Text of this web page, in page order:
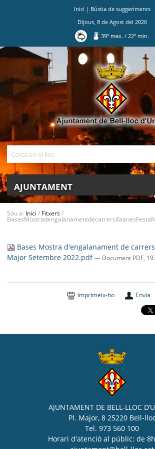
Inici | Bústia de suggeriments
Dijous, 8de Agostdel 2026
39º max./ 22º min.
AJUNTAMENT
BELL-LLOC SOLUCIONA
Sou a: Inici / Fitxers/
Bases Mostra d'engalanament de
Major Setembre 2022.pdf— Document PDF,
Imprimeix-ho Envia
AJUNTAMENT DE BELL-LLOC
Pl. Major, 8 25220 Bell-lloc
Tel. 973 560 100
Horari d'atenció al públic: de